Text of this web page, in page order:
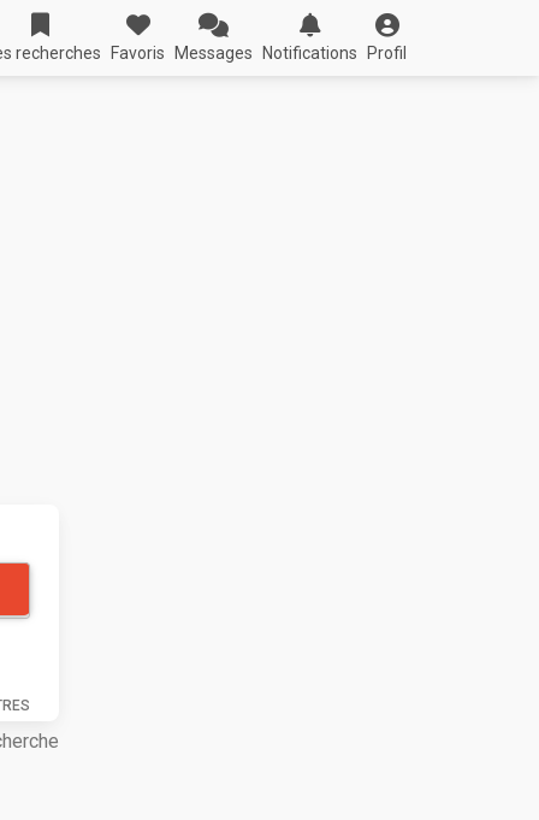
recherches Favoris Messages Notifications Profil